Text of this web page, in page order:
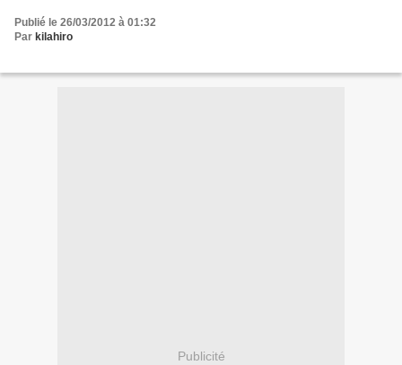
Publié le 26/03/2012 à 01:32
Par kilahiro
Publicité